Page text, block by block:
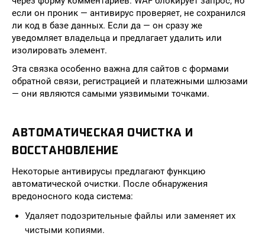
если он проник — антивирус проверяет, не сохранился
ли код в базе данных. Если да — он сразу же
уведомляет владельца и предлагает удалить или
изолировать элемент.
Эта связка особенно важна для сайтов с формами
обратной связи, регистрацией и платежными шлюзами
— они являются самыми уязвимыми точками.
АВТОМАТИЧЕСКАЯ ОЧИСТКА И
ВОССТАНОВЛЕНИЕ
Некоторые антивирусы предлагают функцию
автоматической очистки. После обнаружения
вредоносного кода система:
Удаляет подозрительные файлы или заменяет их
чистыми копиями.